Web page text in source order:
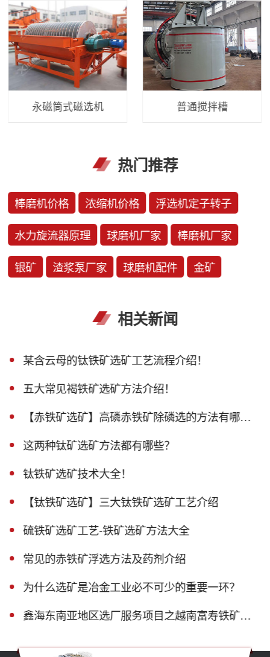
永磁筒式磁选机 普通搅拌槽
热门推荐
棒磨机价格 浓缩机价格 浮选机定子转子
水力旋流器原理 球磨机厂家 棒磨机厂家
银矿 渣浆泵厂家 球磨机配件 金矿
相关新闻
某含云母的钛铁矿选矿工艺流程介绍！
五大常见褐铁矿选矿方法介绍！
【赤铁矿选矿】高磷赤铁矿除磷选的方法有哪些？
这两种钛矿选矿方法都有哪些？
钛铁矿选矿技术大全！
【钛铁矿选矿】三大钛铁矿选矿工艺介绍
硫铁矿选矿工艺-铁矿选矿方法大全
常见的赤铁矿浮选方法及药剂介绍
为什么选矿是冶金工业必不可少的重要一环？
鑫海东南亚地区选厂服务项目之越南富寿铁矿磁选生产线